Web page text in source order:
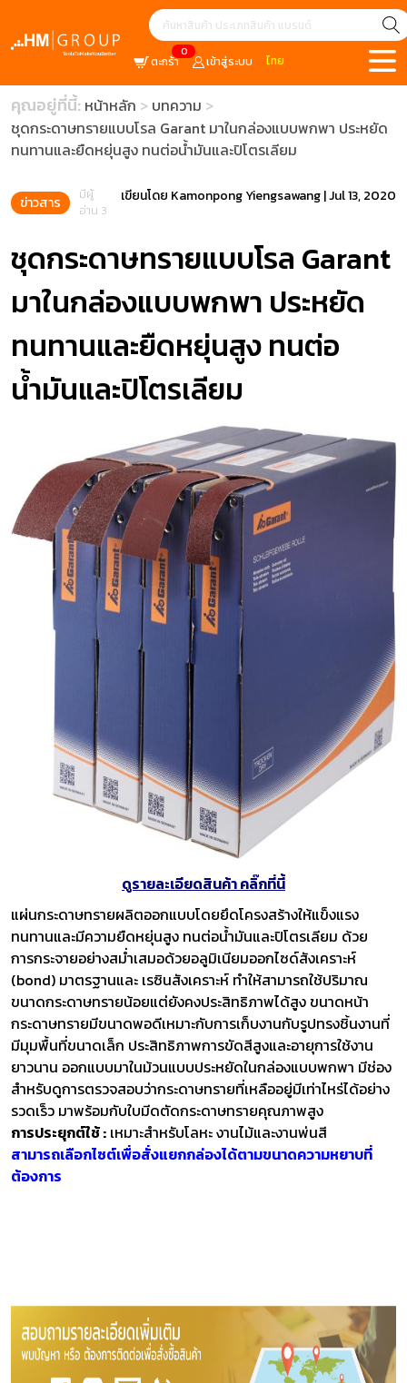
0
ตะกร้า เข้าสู่ระบบ ไทย
คุณอยู่ที่นี้: หน้าหลัก
บทความ
ชุดกระดาษทรายแบบโรล Garant มาในกล่องแบบพกพา ประหยัด
ทนทานและยืดหยุ่นสูง ทนต่อน้ำมันและปิโตรเลียม
ข่าวสาร
มีผู้
อ่าน 3
เขียนโดย Kamonpong Yiengsawang|Jul 13, 2020
ชุดกระดาษทรายแบบโรล Garant
มาในกล่องแบบพกพา ประหยัด
ทนทานและยืดหยุ่นสูง ทนต่อ
น้ำมันและปิโตรเลียม
ดูรายละเอียดสินค้า คลิ๊กที่นี้
แผ่นกระดาษทรายผลิตออกแบบโดยยึดโครงสร้างให้แข็งแรง
ทนทานและมีความยืดหยุ่นสูง ทนต่อน้ำมันและปิโตรเลียม ด้วย
การกระจายอย่างสม่ำเสมอด้วยอลูมิเนียมออกไซด์สังเคราะห์
(bond) มาตรฐานและ เรซินสังเคราะห์ ทำให้สามารถใช้ปริมาณ
ขนาดกระดาษทรายน้อยแต่ยังคงประสิทธิภาพได้สูง ขนาดหน้า
กระดาษทรายมีขนาดพอดีเหมาะกับการเก็บงานกับรูปทรงชิ้นงานที่
มีมุมพื้นที่ขนาดเล็ก ประสิทธิภาพการขัดสีสูงและอายุการใช้งาน
ยาวนาน ออกแบบมาในม้วนแบบประหยัดในกล่องแบบพกพา มีช่อง
สำหรับดูการตรวจสอบว่ากระดาษทรายที่เหลืออยู่มีเท่าไหร่ได้อย่าง
รวดเร็ว มาพร้อมกับใบมีดตัดกระดาษทรายคุณภาพสูง
การประยุกต์ใช้ : เหมาะสำหรับโลหะ งานไม้และงานพ่นสี
สามารถเลือกไซต์เพื่อสั่งแยกกล่องได้ตามขนาดความหยาบที่
ต้องการ